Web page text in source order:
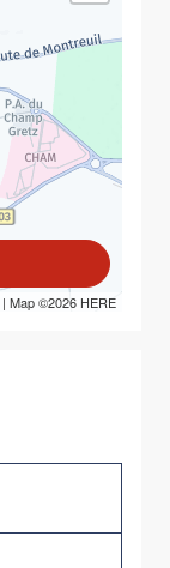
| Map ©2026 HERE